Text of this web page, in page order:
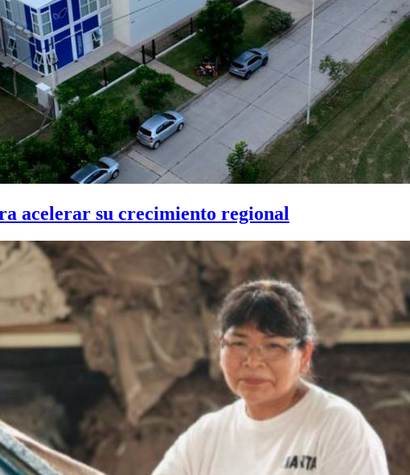
acelerar su crecimiento regional